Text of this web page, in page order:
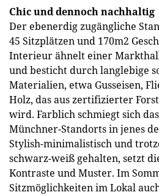
Chic und dennoch nachhaltig
Der ebenerdig zugängliche
45 Sitzplätzen und 170m2
Interieur ähnelt einer
und besticht durch langlebige
Materialien, etwa Gusseisen,
Holz, das aus zertifizierter
wird. Farblich schmiegt sich
Münchner-Standorts in jenes
Stylish-minimalistisch und
schwarz-weiß gehalten, setzt
Kontraste und Muster. Im
Sitzmöglichkeiten im Lokal